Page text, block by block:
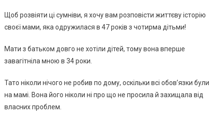
Щоб розвіяти ці сумніви, я хочу вам розповісти життєву історію
своєї мами, яка одружилася в 47 років з чотирма дітьми!
Мати з батьком довго не хотіли дітей, тому вона вперше
завагітніла мною в 34 роки.
Тато ніколи нічого не робив по дому, оскільки всі обов’язки були
на мамі. Вона його ніколи ні про що не просила й захищала від
власних проблем.